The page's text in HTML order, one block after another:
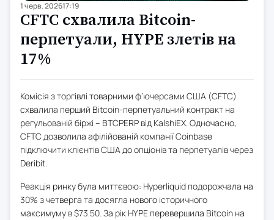
1 черв. 202617:19
CFTC схвалила Bitcoin-
перпетуали, HYPE злетів на
17%
Комісія з торгівлі товарними ф’ючерсами США (CFTC)
схвалила перший Bitcoin-перпетуальний контракт на
регульованій біржі – BTCPERP від KalshiEX. Одночасно,
CFTC дозволила афілійованій компанії Coinbase
підключити клієнтів США до опціонів та перпетуалів через
Deribit.
Реакція ринку була миттєвою: Hyperliquid подорожчала на
30% з четверга та досягла нового історичного
максимуму в $73.50. За рік HYPE перевершила Bitcoin на